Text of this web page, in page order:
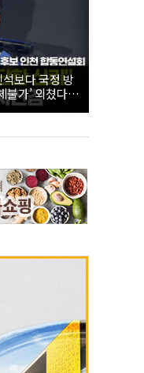
보다 국정 방
불가’ 외쳤다 |
최고위원 후